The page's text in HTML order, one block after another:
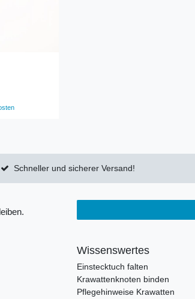
Schneller und sicherer Versand!
Wissenswertes
Einstecktuch falten
Krawattenknoten binden
Pflegehinweise Krawatten